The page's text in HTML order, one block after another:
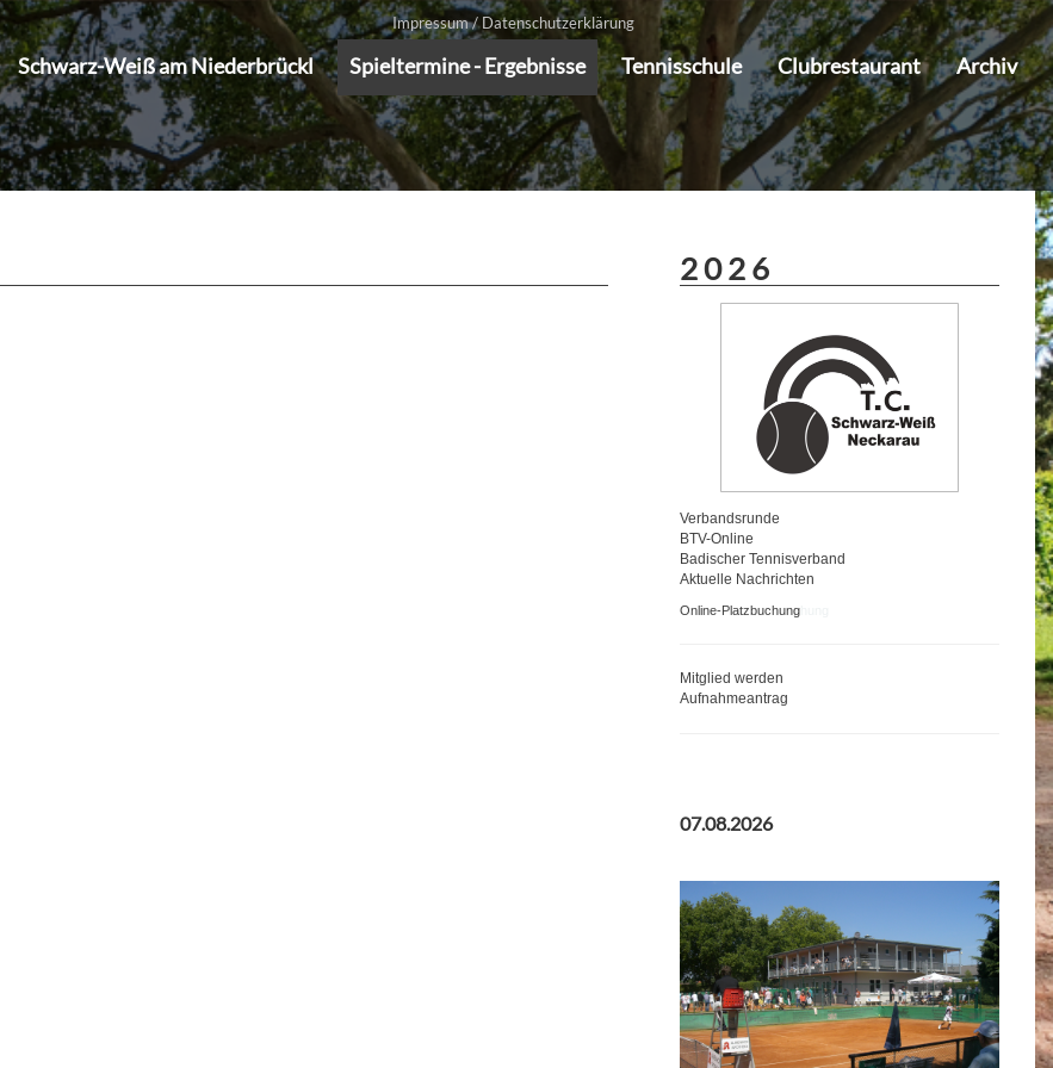
Impressum / Datenschutzerklärung
Schwarz-Weiß am Niederbrückl Spieltermine - Ergebnisse Tennisschule Clubrestaurant Archiv
2 0 2 6
Verbandsrunde
BTV-Online
Badischer Tennisverband
Aktuelle Nachrichten
Online-Platzbuchunghung
Mitglied werden
Aufnahmeantrag
07.08.2026